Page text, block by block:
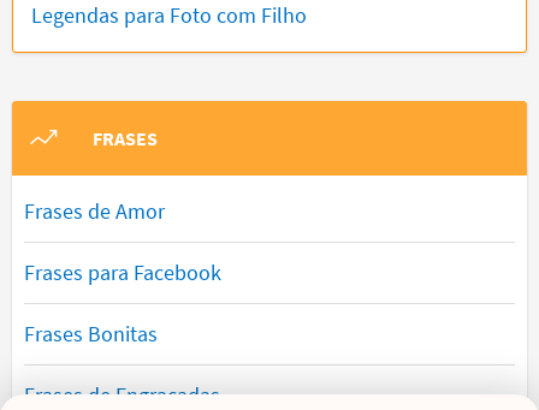
Legendas para Foto com Filho
FRASES
Frases de Amor
Frases para Facebook
Frases Bonitas
Frases de Engraçadas